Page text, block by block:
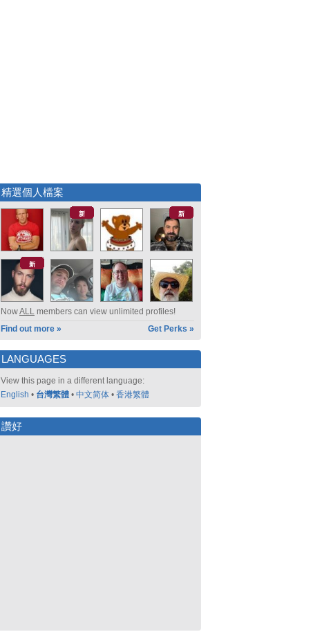
精選個人檔案
新 新
新
NowALL members can view unlimited profiles!
Find out more »
Get Perks »
LANGUAGES
View this page in a different language:
English • 台灣繁體 • 中文简体 • 香港繁體
讚好